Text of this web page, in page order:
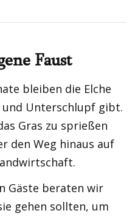
Faust
bleiben die Elche
und Unterschlupf gibt.
Gras zu sprießen
den Weg hinaus auf
Gäste beraten wir
gehen sollten, um